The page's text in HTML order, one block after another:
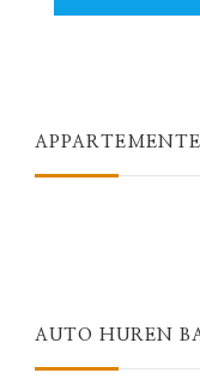
AUTO HUREN